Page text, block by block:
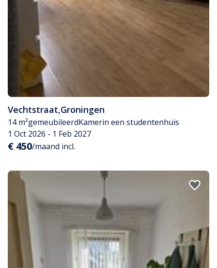
Vechtstraat,Groningen
14 m²gemeubileerdKamerin een studentenhuis
1 Oct 2026 - 1 Feb 2027
€ 450/maand incl.